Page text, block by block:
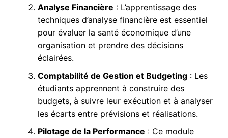
Analyse Financière : L’apprentissage des
techniques d’analyse financière est essentiel
pour évaluer la santé économique d’une
organisation et prendre des décisions
éclairées.
Comptabilité de Gestion et Budgeting: Les
étudiants apprennent à construire des
budgets, à suivre leur exécution et à analyser
les écarts entre prévisions et réalisations.
Pilotage de la Performance : Ce module